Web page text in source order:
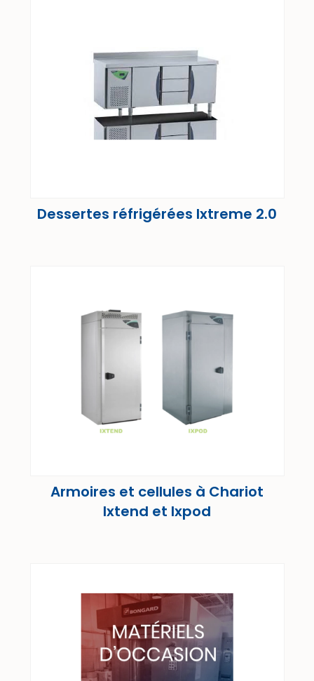
Dessertes réfrigérées Ixtreme 2.0
Armoires et cellules à Chariot
Ixtend et Ixpod